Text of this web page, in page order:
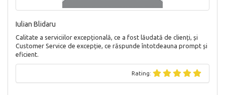
Iulian Blidaru
Calitate a serviciilor excepțională, ce a fost lăudată de clienți, și
Customer Service de excepție, ce răspunde întotdeauna prompt și
eficient.
Rating: